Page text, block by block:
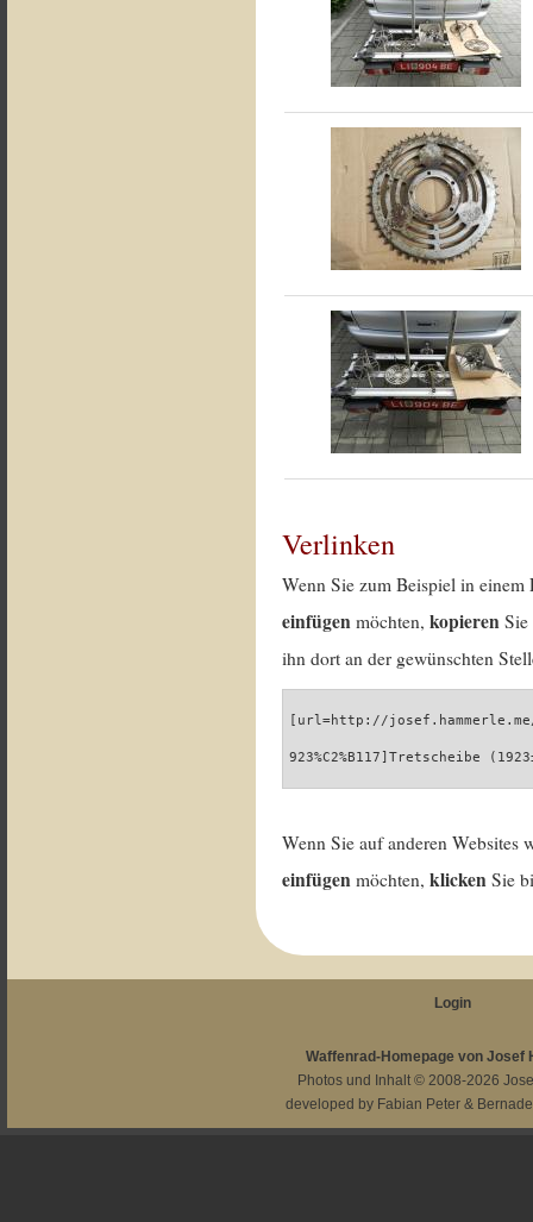
Verlinken
Wenn Sie zum Beispiel in
einfügen möchten,kopieren
ihn dort an der gewünschten
[url=http://
923%C2%B117]Tretscheibe
Wenn Sie auf anderen
einfügen möchten,klicken Sie
Login
Waffenrad-Homepage von Josef
Photos und Inhalt © 2008-2026
developed by Fabian Peter &